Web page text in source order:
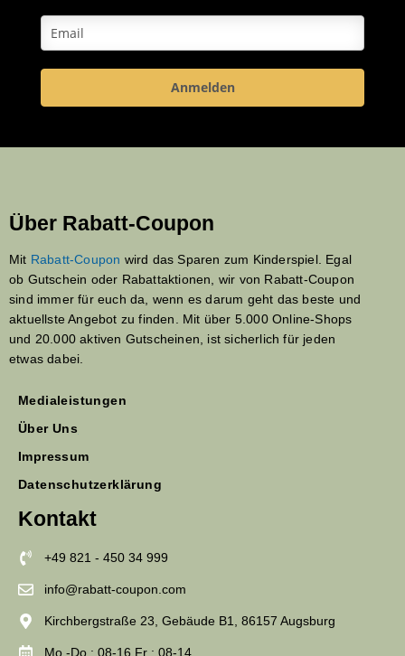
Anmelden
Über Rabatt-Coupon
Mit Rabatt-Coupon wird das Sparen zum Kinderspiel. Egal
ob Gutschein oder Rabattaktionen, wir von Rabatt-Coupon
sind immer für euch da, wenn es darum geht das beste und
aktuellste Angebot zu finden. Mit über 5.000 Online-Shops
und 20.000 aktiven Gutscheinen, ist sicherlich für jeden
etwas dabei.
Medialeistungen
Über Uns
Impressum
Datenschutzerklärung
Kontakt
+49 821 - 450 34 999
info@rabatt-coupon.com
Kirchbergstraße 23, Gebäude B1, 86157 Augsburg
Mo.-Do : 08-16 Fr : 08-14